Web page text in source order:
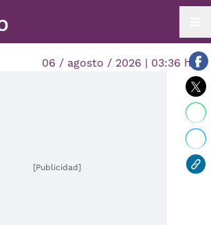
06 / agosto / 2026 | 03:36 hrs.
[Publicidad]